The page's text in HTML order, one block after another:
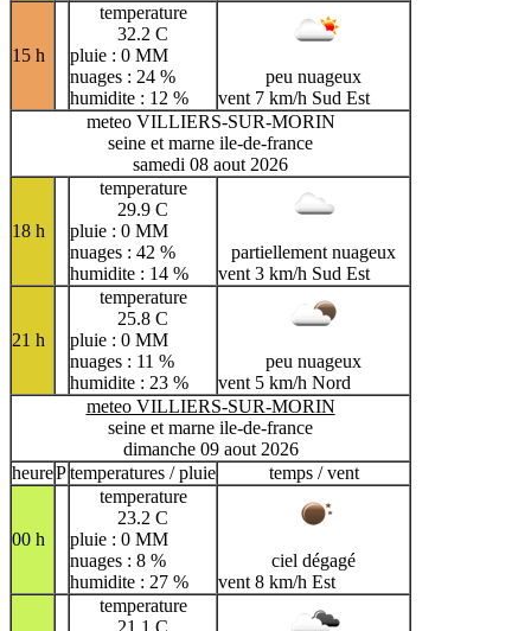
15 h
temperature
32.2 C
pluie : 0 MM
nuages : 24 %
humidite : 12 %
peu nuageux
vent 7 km/h Sud Est
meteo VILLIERS-SUR-MORIN
seine et marne ile-de-france
samedi 08 aout 2026
18 h
temperature
29.9 C
pluie : 0 MM
nuages : 42 %
humidite : 14 %
partiellement nuageux
vent 3 km/h Sud Est
21 h
temperature
25.8 C
pluie : 0 MM
nuages : 11 %
humidite : 23 %
peu nuageux
vent 5 km/h Nord
meteo VILLIERS-SUR-MORIN
seine et marne ile-de-france
dimanche 09 aout 2026
heurePtemperatures / pluie temps / vent
00 h
temperature
23.2 C
pluie : 0 MM
nuages : 8 %
humidite : 27 %
ciel dégagé
vent 8 km/h Est
temperature
21.1 C